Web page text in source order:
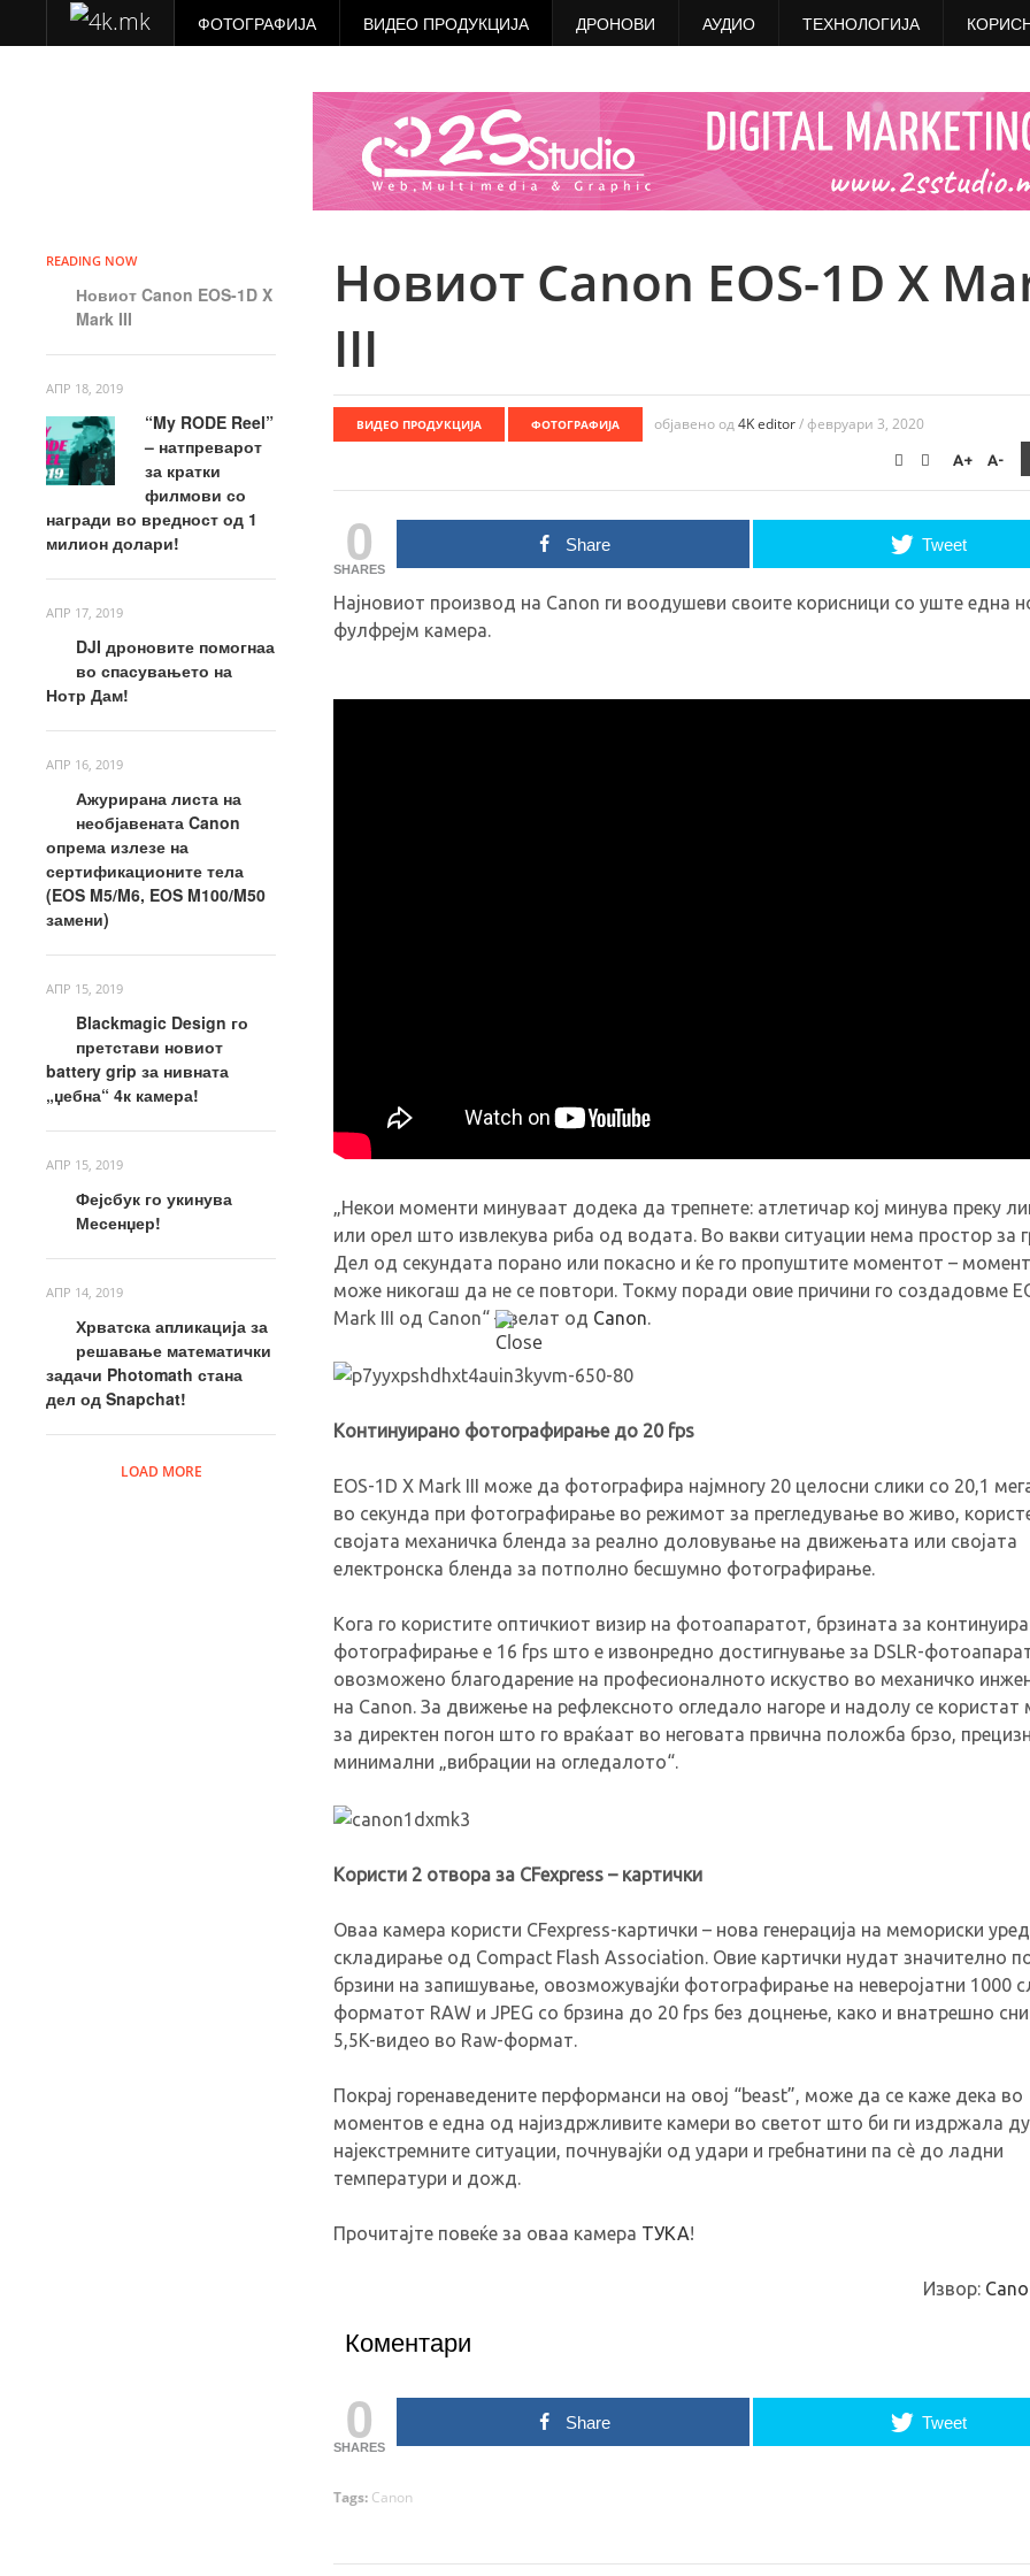
ФОТОГРАФИЈА ВИДЕО ПРОДУКЦИЈА ДРОНОВИ АУДИО ТЕХНОЛОГИЈА
READING NOW
Новиот Canon EOS-1D X
Mark III
АПР 18, 2019
“My RODE Reel”
– натпреварот
за кратки
филмови со
награди во вредност од 1
милион долари!
АПР 17, 2019
DJI дроновите помогнаа
во спасувањето на
Нотр Дам!
АПР 16, 2019
Ажурирана листа на
необјавената Canon
опрема излезе на
сертификационите тела
(EOS M5/M6, EOS M100/M50
замени)
АПР 15, 2019
Blackmagic Design го
претстави новиот
battery grip за нивната
„џебна“ 4к камера!
АПР 15, 2019
Фејсбук го укинува
Месенџер!
АПР 14, 2019
Хрватска апликација за
решавање математички
задачи Photomath стана
дел од Snapchat!
LOAD MORE
Новиот Canon EOS-1D X
III
ВИДЕО ПРОДУКЦИЈА ФОТОГРАФИЈА објавено од4K editor/ февруари 3, 2020
A+ A-
0
SHARES
Share Tweet
Најновиот производ на Canon ги воодушеви своите корисници со уште една
фулфрејм камера.
„Некои моменти минуваат додека да трепнете: атлетичар кој минува преку
или орел што извлекува риба од водата. Во вакви ситуации нема простор за
Дел од секундата порано или покасно и ќе го пропуштите моментот –
може никогаш да не се повтори. Токму поради овие причини го создадовме
Mark III од Canon“ – велат од Canon.
Континуирано фотографирање до 20 fps
EOS-1D X Mark III може да фотографира најмногу 20 целосни слики со 20,1
во секунда при фотографирање во режимот за прегледување во живо,
својата механичка бленда за реално доловување на движењата или својата
електронска бленда за потполно бесшумно фотографирање.
Кога го користите оптичкиот визир на фотоапаратот, брзината за
фотографирање е 16 fps што е извонредно достигнување за DSLR-
овозможено благодарение на професионалното искуство во механичко
на Canon. За движење на рефлексното огледало нагоре и надолу се користат
за директен погон што го враќаат во неговата првична положба брзо,
минимални „вибрации на огледалото“.
Користи 2 отвора за CFexpress – картички
Оваа камера користи CFexpress-картички – нова генерација на мемориски
складирање од Compact Flash Association. Овие картички нудат значително
брзини на запишување, овозможувајќи фотографирање на неверојатни 1000
форматот RAW и JPEG со брзина до 20 fps без доцнење, како и внатрешно
5,5K-видео во Raw-формат.
Покрај горенаведените перформанси на овој “beast”, може да се каже дека во
моментов е една од најиздржливите камери во светот што би ги издржала
најекстремните ситуации, почнувајќи од удари и гребнатини па сè до ладни
температури и дожд.
Прочитајте повеќе за оваа камера ТУКА!
Извор:
Коментари
0
SHARES
Share Tweet
Tags: Canon